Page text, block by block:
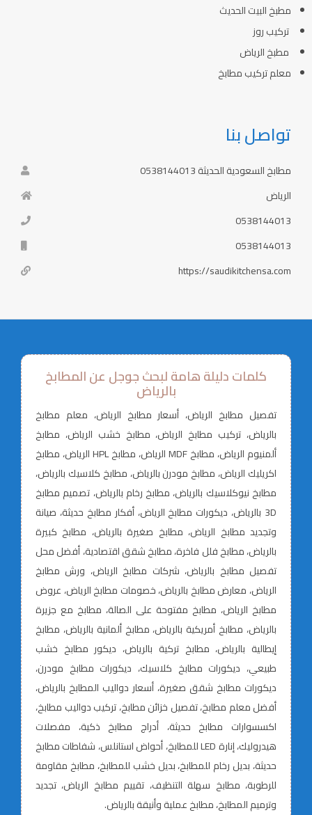
مطبخ البيت الحديث
تركيب روز
مطبخ الرياض
معلم تركيب مطابخ
تواصل بنا
مطابخ السعودية الحديثة 0538144013
الرياض
0538144013
0538144013
https://saudikitchensa.com
كلمات دليلة هامة لبحث جوجل عن المطابخ
بالرياض
تفصيل مطابخ الرياض، أسعار مطابخ الرياض، معلم مطابخ
بالرياض، تركيب مطابخ الرياض، مطابخ خشب الرياض، مطابخ
ألمنيوم الرياض، مطابخ MDF الرياض، مطابخ HPL الرياض، مطابخ
اكريليك الرياض، مطابخ مودرن بالرياض، مطابخ كلاسيك بالرياض،
مطابخ نيوكلاسيك بالرياض، مطابخ رخام بالرياض، تصميم مطابخ
3D بالرياض، ديكورات مطابخ الرياض، أفكار مطابخ حديثة، صيانة
وتجديد مطابخ الرياض، مطابخ صغيرة بالرياض، مطابخ كبيرة
بالرياض، مطابخ فلل فاخرة، مطابخ شقق اقتصادية، أفضل محل
تفصيل مطابخ بالرياض، شركات مطابخ الرياض، ورش مطابخ
الرياض، معارض مطابخ بالرياض، خصومات مطابخ الرياض، عروض
مطابخ الرياض، مطابخ مفتوحة على الصالة، مطابخ مع جزيرة
بالرياض، مطابخ أمريكية بالرياض، مطابخ ألمانية بالرياض، مطابخ
إيطالية بالرياض، مطابخ تركية بالرياض، ديكور مطابخ خشب
طبيعي، ديكورات مطابخ كلاسيك، ديكورات مطابخ مودرن،
ديكورات مطابخ شقق صغيرة، أسعار دواليب المطابخ بالرياض،
أفضل معلم مطابخ، تفصيل خزائن مطابخ، تركيب دواليب مطابخ،
اكسسوارات مطابخ حديثة، أدراج مطابخ ذكية، مفصلات
هيدروليك، إنارة LED للمطابخ، أحواض استانلس، شفاطات مطابخ
حديثة، بديل رخام للمطابخ، بديل خشب للمطابخ، مطابخ مقاومة
للرطوبة، مطابخ سهلة التنظيف، تقييم مطابخ الرياض، تجديد
وترميم المطابخ، مطابخ عملية وأنيقة بالرياض.